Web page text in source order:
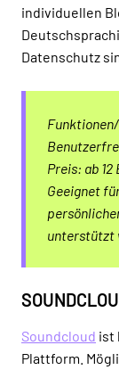
individuellen
Datenschutz
Preis: ab
Geeignet
unterstützt
Soundcloud ist
Plattform.